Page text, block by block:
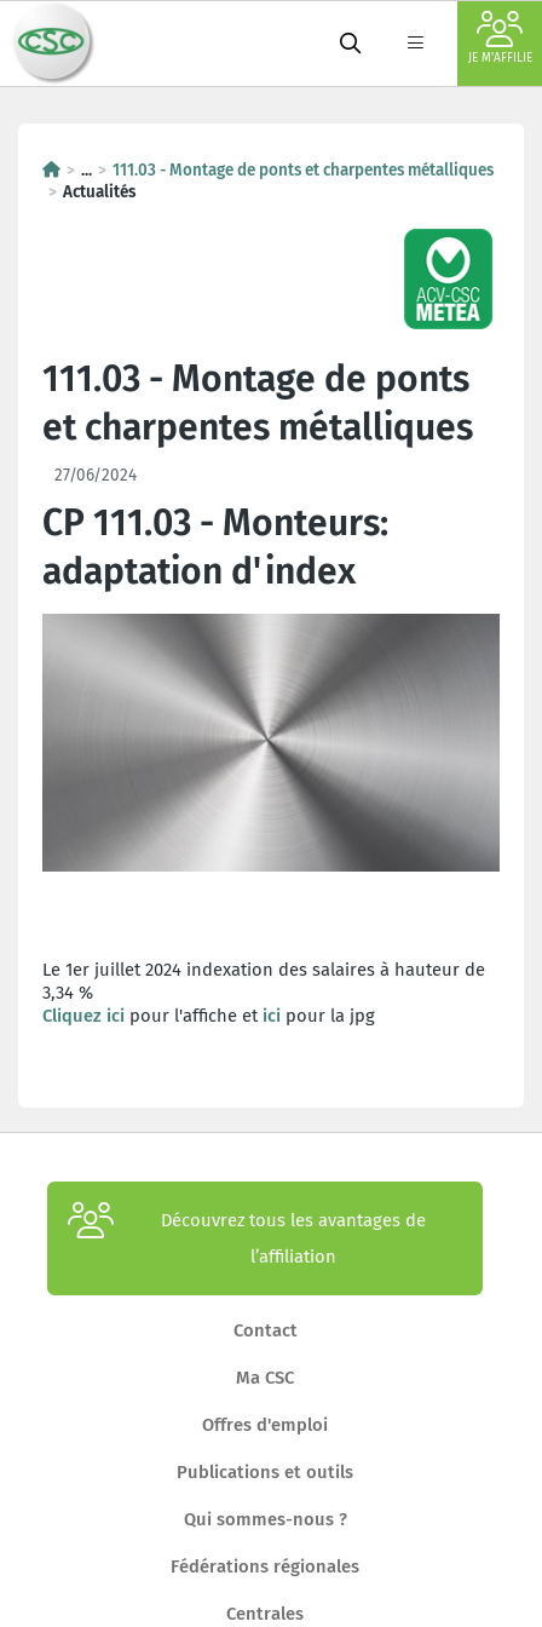
JE M'AFFILIE
...
111.03 - Montage de ponts et charpentes métalliques
Actualités
111.03 - Montage de ponts
et charpentes métalliques
27/06/2024
CP 111.03 - Monteurs:
adaptation d'index
Le 1er juillet 2024 indexation des salaires à hauteur de
3,34 %
Cliquez ici pour l'affiche et ici pour la jpg
Découvrez tous les avantages de
l’affiliation
Contact
Ma CSC
Offres d'emploi
Publications et outils
Qui sommes-nous ?
Fédérations régionales
Centrales